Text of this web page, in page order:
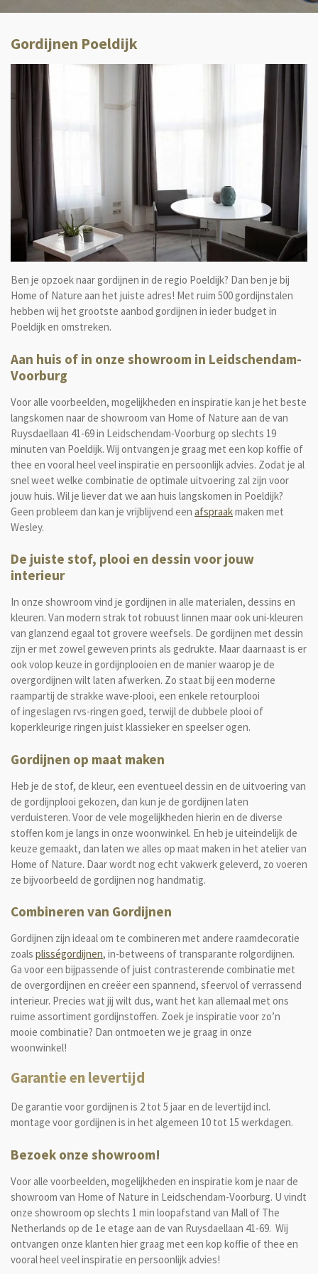
Gordijnen Poeldijk
Ben je opzoek naar gordijnen in de regio Poeldijk? Dan ben je bij
Home of Nature aan het juiste adres! Met ruim 500 gordijnstalen
hebben wij het grootste aanbod gordijnen in ieder budget in
Poeldijk en omstreken.
Aan huis of in onze showroom in Leidschendam-
Voorburg
Voor alle voorbeelden, mogelijkheden en inspiratie kan je het beste
langskomen naar de showroom van Home of Nature aan de van
Ruysdaellaan 41-69 in Leidschendam-Voorburg op slechts 19
minuten van Poeldijk. Wij ontvangen je graag met een kop koffie of
thee en vooral heel veel inspiratie en persoonlijk advies. Zodat je al
snel weet welke combinatie de optimale uitvoering zal zijn voor
jouw huis. Wil je liever dat we aan huis langskomen in Poeldijk?
Geen probleem dan kan je vrijblijvend een afspraakmaken met
Wesley.
De juiste stof, plooi en dessin voor jouw
interieur
In onze showroom vind je gordijnen in alle materialen, dessins en
kleuren. Van modern strak tot robuust linnen maar ook uni-kleuren
van glanzend egaal tot grovere weefsels. De gordijnen met dessin
zijn er met zowel geweven prints als gedrukte. Maar daarnaast is er
ook volop keuze in gordijnplooien en de manier waarop je de
overgordijnen wilt laten afwerken. Zo staat bij een moderne
raampartij de strakke wave-plooi, een enkele retourplooi
ofingeslagen rvs-ringen goed, terwijl de dubbele plooi of
koperkleurige ringen juist klassieker en speelser ogen.
Gordijnen op maat maken
Heb je de stof, de kleur, een eventueel dessin en de uitvoering van
de gordijnplooi gekozen, dan kun je de gordijnen laten
verduisteren. Voor de vele mogelijkheden hierin en de diverse
stoffen kom je langs in onze woonwinkel. En heb je uiteindelijk de
keuze gemaakt, dan laten we alles op maat maken in het atelier van
Home of Nature. Daar wordt nog echt vakwerk geleverd, zo voeren
ze bijvoorbeeld de gordijnen nog handmatig.
Combineren van Gordijnen
Gordijnen zijn ideaal om te combineren met andere raamdecoratie
zoals plisségordijnen, in-betweens of transparante rolgordijnen.
Ga voor een bijpassende of juist contrasterende combinatie met
de overgordijnen en creëer een spannend, sfeervol of verrassend
interieur. Precies wat jij wilt dus, want het kan allemaal met ons
ruime assortiment gordijnstoffen. Zoek je inspiratie voor zo’n
mooie combinatie? Dan ontmoeten we je graag in onze
woonwinkel!
Garantie en levertijd
De garantie voor gordijnen is 2 tot 5 jaar en de levertijd incl.
montage voor gordijnen is in het algemeen 10 tot 15 werkdagen.
Bezoek onze showroom!
Voor alle voorbeelden, mogelijkheden en inspiratie kom je naar de
showroom van Home of Nature in Leidschendam-Voorburg. U vindt
onze showroom op slechts 1 min loopafstand van Mall of The
Netherlands op de 1e etage aan de van Ruysdaellaan 41-69. Wij
ontvangen onze klanten hiergraag met een kop koffie of thee en
vooral heel veel inspiratie en persoonlijk advies!